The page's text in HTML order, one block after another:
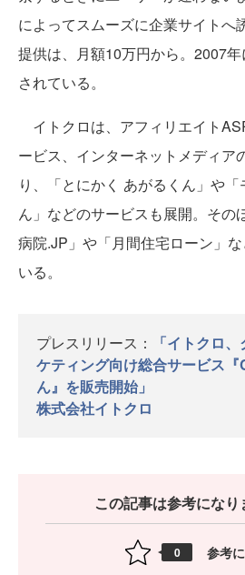
によってスムーズに企業サイトへ
提供は、月額10万円から。2007
されている。
イトクロは、アフィリエイト
ービス、インターネットメディア
り、「とにかく あがるくん」や「
ん」などのサービスも展開。その
病院.JP」や「月間住宅ローン」
いる。
プレスリリース：
「イトクロ
ケティング向け総合サービス
ん』を販売開始」
株式会社イトクロ
この記事は参考になり
0 参考